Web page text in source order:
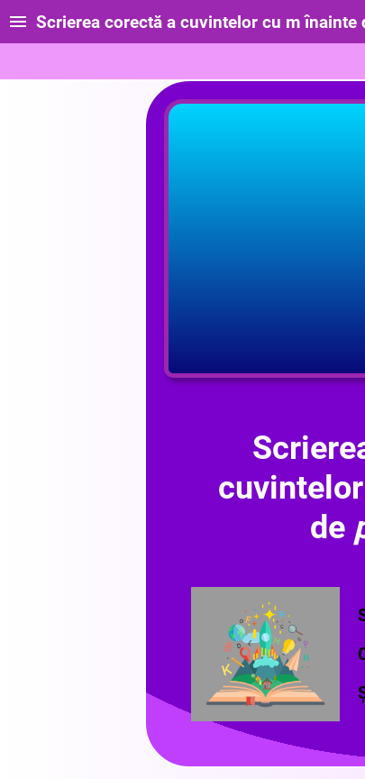
Scrierea corectă a cuvintelor cu m înainte
de